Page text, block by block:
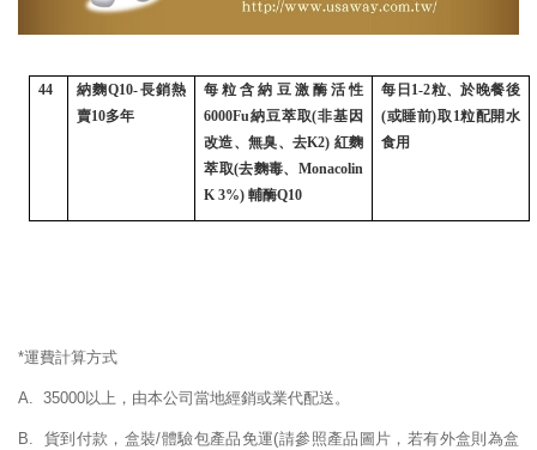
44 納麴Q10-長銷熱
賣10多年
每粒含納豆激酶活性
6000Fu納豆萃取(非基因
改造、無臭、去K2) 紅麴
萃取(去麴毒、 Monacolin
K 3%)輔酶Q10
每日 1-2粒、於晚餐後
(或睡前)取 1粒配開水
食用
*運費計算方式
A. 35000以上，由本公司當地經銷或業代配送。
B. 貨到付款，盒裝/體驗包產品免運(請參照產品圖片，若有外盒則為盒